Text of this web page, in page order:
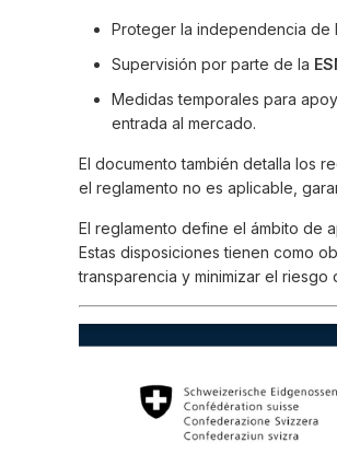
Proteger la independencia de
Supervisión por parte de la
Medidas temporales para
entrada al mercado.
El documento también detalla los
el reglamento no es aplicable,
El reglamento define el ámbito de
Estas disposiciones tienen como
transparencia y minimizar el riesgo